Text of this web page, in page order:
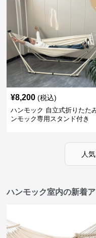
¥8,200 (税込)
ハンモック 自立式折りたた
ンモック専用スタンド付き
人
ハンモック室内の新着